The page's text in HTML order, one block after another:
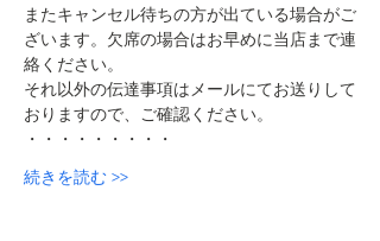
またキャンセル待ちの方が出ている場合がご
ざいます。欠席の場合はお早めに当店まで連
絡ください。
それ以外の伝達事項はメールにてお送りして
おりますので、ご確認ください。
・・・・・・・・・
続きを読む >>